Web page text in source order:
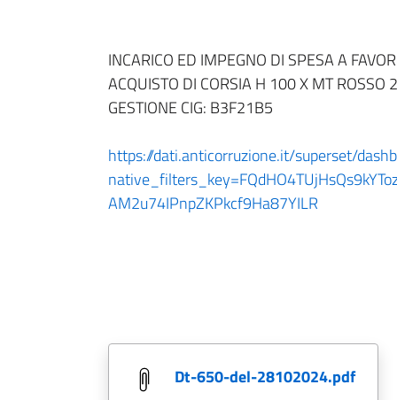
INCARICO ED IMPEGNO DI SPESA A
ACQUISTO DI CORSIA H 100 X MT ROSSO
GESTIONE CIG: B3F21B5
https://dati.anticorruzione.it/superset/
AM2u74IPnpZKPkcf9Ha87YILR
dt-650-del-28102024.pdf